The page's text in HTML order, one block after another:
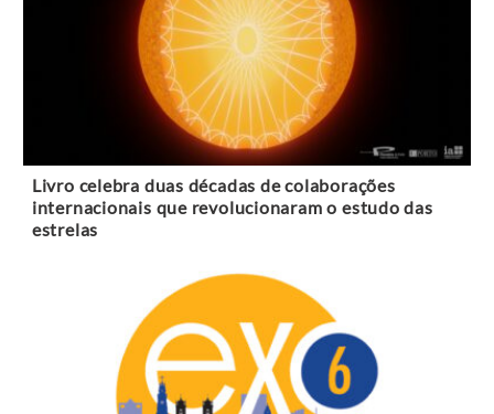
Livro celebra duas décadas de colaborações
internacionais que revolucionaram o estudo das
estrelas